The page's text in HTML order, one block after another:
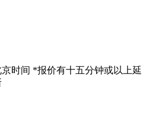
京时间 *报价有十五分钟或以上延